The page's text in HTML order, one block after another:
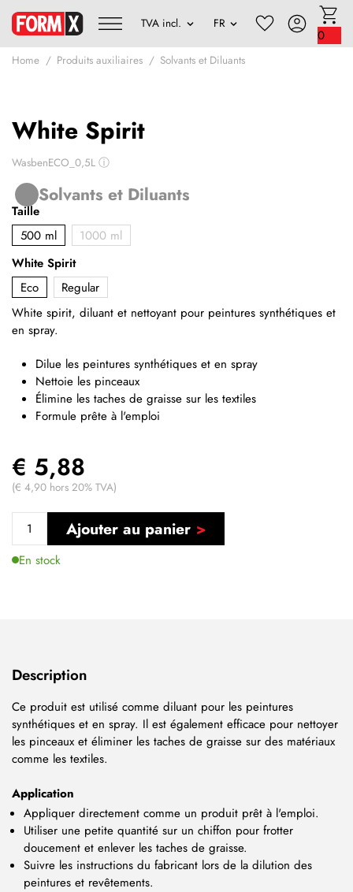
0
Home Produits auxiliaires Solvants et Diluants
White Spirit
WasbenECO_0,5L ⓘ
Solvants et Diluants
Taille
500 ml
1000 ml
White Spirit
Eco
Regular
White spirit, diluant et nettoyant pour peintures synthétiques et
en spray.
Dilue les peintures synthétiques et en spray
Nettoie les pinceaux
Élimine les taches de graisse sur les textiles
Formule prête à l'emploi
€ 5,88
(€ 4,90 hors 20% TVA)
Ajouter au panier
En stock
Description
Ce produit est utilisé comme diluant pour les peintures
synthétiques et en spray. Il est également efficace pour nettoyer
les pinceaux et éliminer les taches de graisse sur des matériaux
comme les textiles.
Application
Appliquer directement comme un produit prêt à l'emploi.
Utiliser une petite quantité sur un chiffon pour frotter
doucement et enlever les taches de graisse.
Suivre les instructions du fabricant lors de la dilution des
peintures et revêtements.